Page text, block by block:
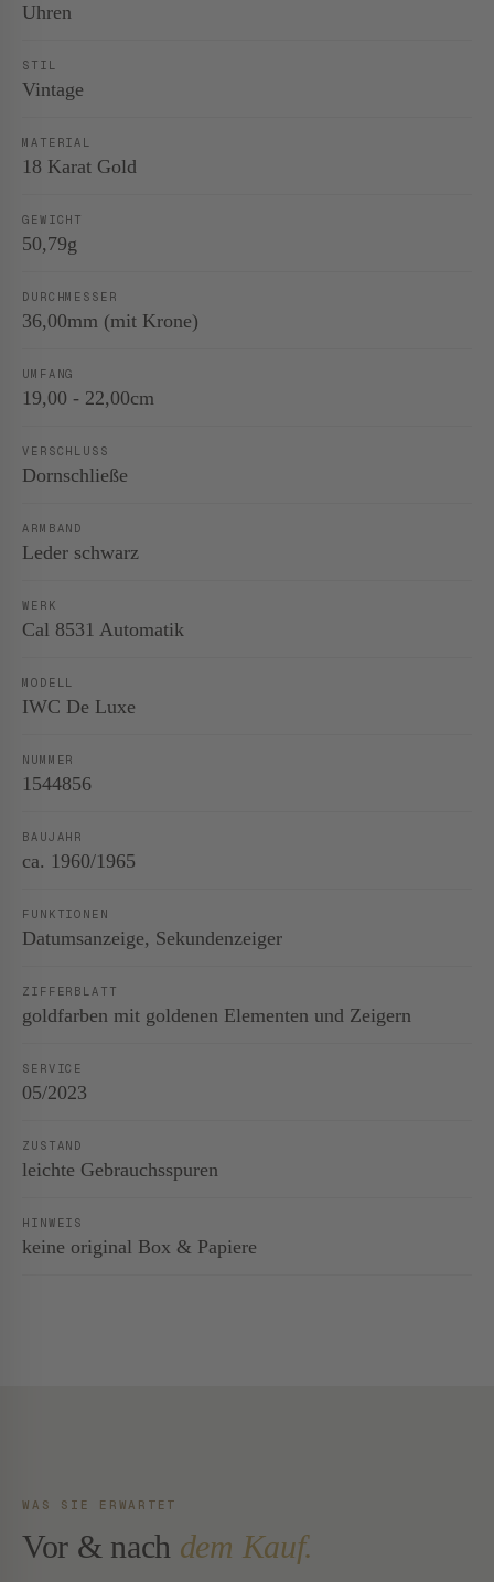
Uhren
STIL
Vintage
MATERIAL
18 Karat Gold
GEWICHT
50,79g
DURCHMESSER
36,00mm (mit Krone)
UMFANG
19,00 - 22,00cm
VERSCHLUSS
Dornschließe
ARMBAND
Leder schwarz
WERK
Cal 8531 Automatik
MODELL
IWC De Luxe
NUMMER
1544856
BAUJAHR
ca. 1960/1965
FUNKTIONEN
Datumsanzeige, Sekundenzeiger
ZIFFERBLATT
goldfarben mit goldenen Elementen und Zeigern
SERVICE
05/2023
ZUSTAND
leichte Gebrauchsspuren
HINWEIS
keine original Box & Papiere
WAS SIE ERWARTET
Vor & nach dem Kauf.